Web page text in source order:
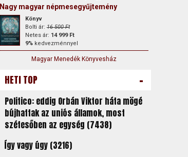
Nagy magyar népmesegyűjtemény
Könyv
Bolti ár:16 500 Ft
Netes ár: 14 999 Ft
9%kedvezménnyel
Magyar Menedék Könyvesház
HETI TOP -
Politico: eddig Orbán Viktor háta mögé
bújhattak az uniós államok, most
szétesőben az egység (7438)
Így vagy úgy (3216)